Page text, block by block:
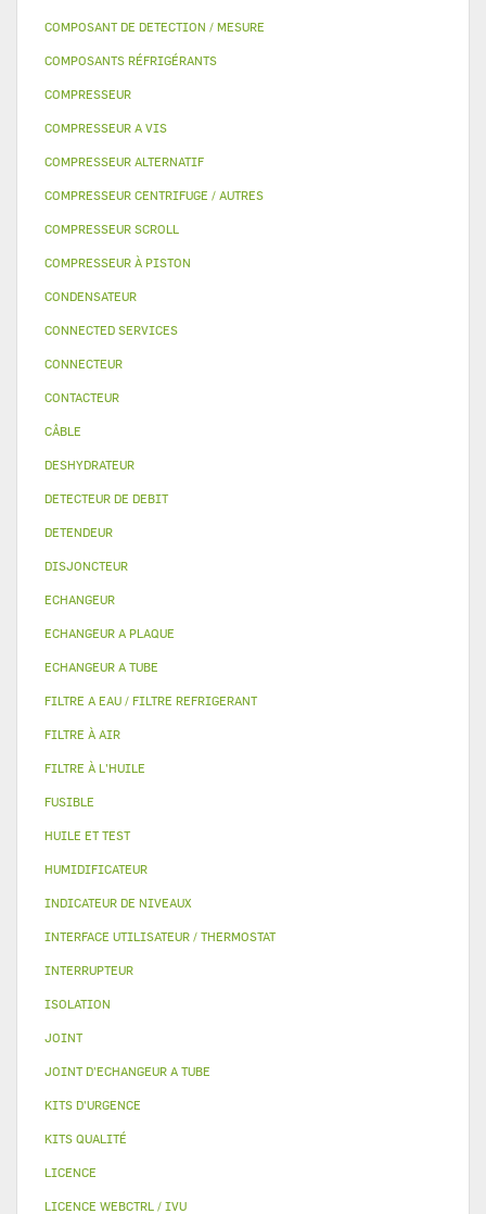
COMPOSANT DE DETECTION / MESURE
COMPOSANTS RÉFRIGÉRANTS
COMPRESSEUR
COMPRESSEUR A VIS
COMPRESSEUR ALTERNATIF
COMPRESSEUR CENTRIFUGE / AUTRES
COMPRESSEUR SCROLL
COMPRESSEUR À PISTON
CONDENSATEUR
CONNECTED SERVICES
CONNECTEUR
CONTACTEUR
CÂBLE
DESHYDRATEUR
DETECTEUR DE DEBIT
DETENDEUR
DISJONCTEUR
ECHANGEUR
ECHANGEUR A PLAQUE
ECHANGEUR A TUBE
FILTRE A EAU / FILTRE REFRIGERANT
FILTRE À AIR
FILTRE À L'HUILE
FUSIBLE
HUILE ET TEST
HUMIDIFICATEUR
INDICATEUR DE NIVEAUX
INTERFACE UTILISATEUR / THERMOSTAT
INTERRUPTEUR
ISOLATION
JOINT
JOINT D'ECHANGEUR A TUBE
KITS D'URGENCE
KITS QUALITÉ
LICENCE
LICENCE WEBCTRL / IVU